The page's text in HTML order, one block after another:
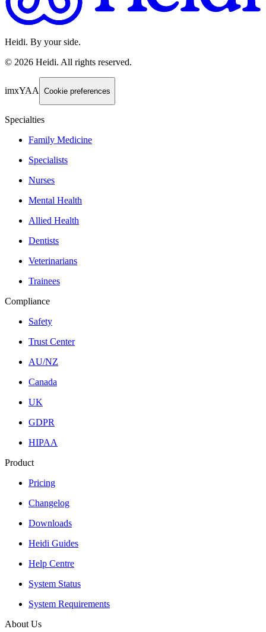
Heidi. By your side.
© 2026 Heidi. All rights reserved.
imxYAA Cookie preferences
Specialties
Family Medicine
Specialists
Nurses
Mental Health
Allied Health
Dentists
Veterinarians
Trainees
Compliance
Safety
Trust Center
AU/NZ
Canada
UK
GDPR
HIPAA
Product
Pricing
Changelog
Downloads
Heidi Guides
Help Centre
System Status
System Requirements
About Us